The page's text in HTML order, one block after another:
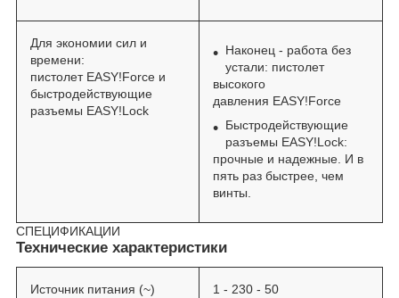
Для экономии сил и
времени:
пистолет EASY!Force и
быстродействующие
разъемы EASY!Lock
Наконец - работа без
устали: пистолет
высокого
давления EASY!Force
Быстродействующие
разъемы EASY!Lock:
прочные и надежные. И в
пять раз быстрее, чем
винты.
СПЕЦИФИКАЦИИ
Технические характеристики
Источник питания (~) 1 - 230 - 50